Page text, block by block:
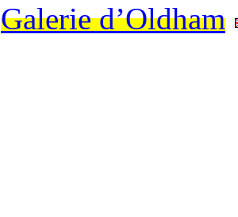
Galerie d’Oldham